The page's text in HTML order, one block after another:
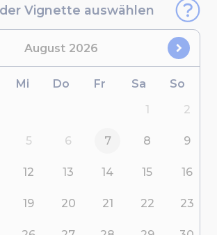
Vignette auswählen
August 2026
Mi Do Fr Sa
So
1
2
5 6 7 8 9
12 13 14 15 16
19 20 21 22 23